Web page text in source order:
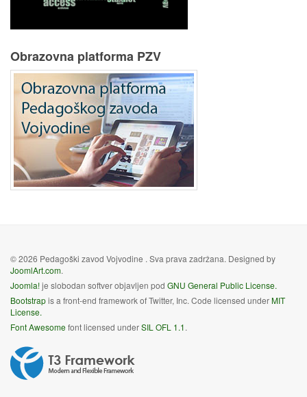
Obrazovna platforma PZV
© 2026 Pedagoški zavod Vojvodine . Sva prava zadržana. Designed by
JoomlArt.com.
Joomla!je slobodan softver objavljen pod GNU General Public License.
Bootstrapis a front-end framework of Twitter, Inc. Code licensed underMIT
License.
Font Awesomefont licensed underSIL OFL 1.1.